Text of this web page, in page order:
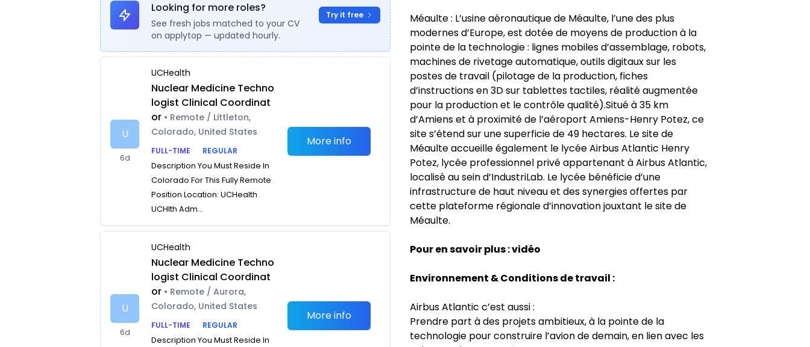
Looking for more roles?
See fresh jobs matched to your CV
on applytop — updated hourly.
Try it free
U
6d
UCHealth
Nuclear Medicine Techno
logist Clinical Coordinat
or • Remote / Littleton,
Colorado, United States
FULL-TIME
REGULAR
Description You Must Reside In
Colorado For This Fully Remote
Position Location: UCHealth
UCHlth Adm...
More info
U
6d
UCHealth
Nuclear Medicine Techno
logist Clinical Coordinat
or • Remote / Aurora,
Colorado, United States
FULL-TIME
REGULAR
Description You Must Reside In
More info
Méaulte : L’usine aéronautique de Méaulte, l’une des plus
modernes d’Europe, est dotée de moyens de production à la
pointe de la technologie : lignes mobiles d’assemblage, robots,
machines de rivetage automatique, outils digitaux sur les
postes de travail (pilotage de la production, fiches
d’instructions en 3D sur tablettes tactiles, réalité augmentée
pour la production et le contrôle qualité).Situé à 35 km
d’Amiens et à proximité de l’aéroport Amiens-Henry Potez, ce
site s’étend sur une superficie de 49 hectares. Le site de
Méaulte accueille également le lycée Airbus Atlantic Henry
Potez, lycée professionnel privé appartenant à Airbus Atlantic,
localisé au sein d’IndustriLab. Le lycée bénéficie d’une
infrastructure de haut niveau et des synergies offertes par
cette plateforme régionale d’innovation jouxtant le site de
Méaulte.
Pour en savoir plus : vidéo
Environnement & Conditions de travail :
Airbus Atlantic c’est aussi :
Prendre part à des projets ambitieux, à la pointe de la
technologie pour construire l’avion de demain, en lien avec les